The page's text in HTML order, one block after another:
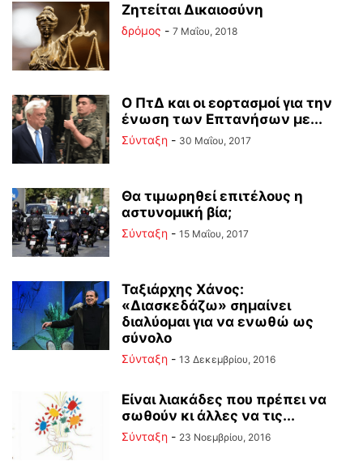
Ζητείται Δικαιοσύνη
δρόμος - 7 Μαΐου, 2018
Ο ΠτΔ και οι εορτασμοί για την
ένωση των Επτανήσων με...
Σύνταξη - 30 Μαΐου, 2017
Θα τιμωρηθεί επιτέλους η
αστυνομική βία;
Σύνταξη - 15 Μαΐου, 2017
Ταξιάρχης Χάνος:
«Διασκεδάζω» σημαίνει
διαλύομαι για να ενωθώ ως
σύνολο
Σύνταξη - 13 Δεκεμβρίου, 2016
Είναι λιακάδες που πρέπει να
σωθούν κι άλλες να τις...
Σύνταξη - 23 Νοεμβρίου, 2016